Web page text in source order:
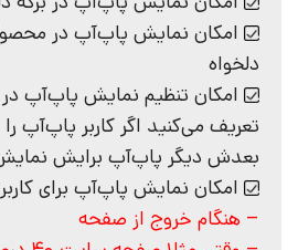
امکان نمایش پاپ‌آپ در
دلخواه
امکان تنظیم نمایش پاپ‌آپ
بعدش دیگر پاپ‌آپ برایش
امکان نمایش پاپ‌آپ برای
– هنگام خروج از صفحه